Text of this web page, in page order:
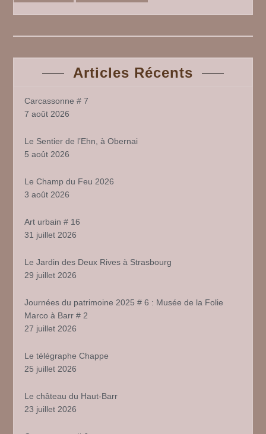
Articles Récents
Carcassonne # 7
7 août 2026
Le Sentier de l’Ehn, à Obernai
5 août 2026
Le Champ du Feu 2026
3 août 2026
Art urbain # 16
31 juillet 2026
Le Jardin des Deux Rives à Strasbourg
29 juillet 2026
Journées du patrimoine 2025 # 6 : Musée de la Folie
Marco à Barr # 2
27 juillet 2026
Le télégraphe Chappe
25 juillet 2026
Le château du Haut-Barr
23 juillet 2026